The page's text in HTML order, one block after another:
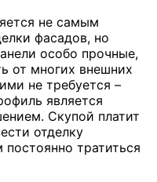
не самым
фасадов, но
особо прочные,
от многих внешних
не требуется –
является
Скупой платит
отделку
тратиться